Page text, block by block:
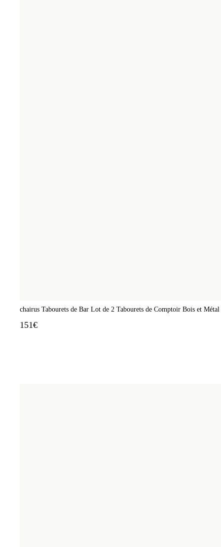
chairus Tabourets de Bar Lot de 2 Tabourets de Comptoir Bois et
151€